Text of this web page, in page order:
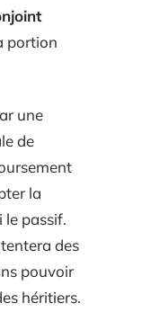
portion
une
de
la
le passif.
des
pouvoir
héritiers.